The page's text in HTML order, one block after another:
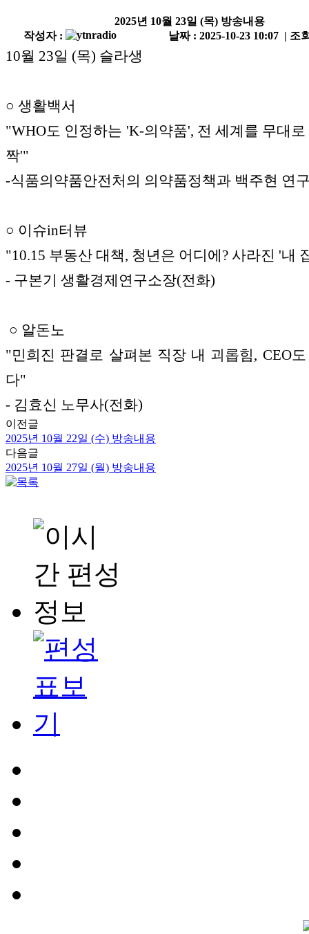
2025년 10월 23일 (목) 방송내용
작성자 :
날짜 : 2025-10-23 10:07 | 조
10월 23일 (목) 슬라생
○ 생활백서
"WHO도 인정하는 'K-의약품', 전 세계를 무대
짝'"
-식품의약품안전처의 의약품정책과 백주현 연
○ 이슈in터뷰
"10.15 부동산 대책, 청년은 어디에? 사라진 '내
- 구본기 생활경제연구소장(전화)
○ 알돈노
"민희진 판결로 살펴본 직장 내 괴롭힘, CEO
다"
- 김효신 노무사(전화)
이전글
2025년 10월 22일 (수) 방송내용
다음글
2025년 10월 27일 (월) 방송내용